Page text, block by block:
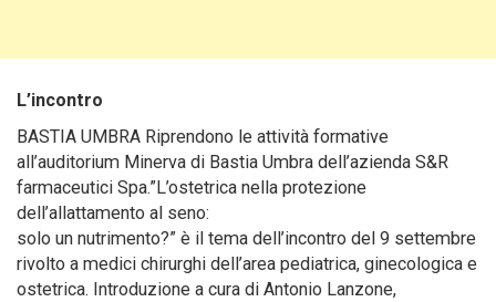
L’incontro
BASTIA UMBRA Riprendono le attività formative
all’auditorium Minerva di Bastia Umbra dell’azienda S&R
farmaceutici Spa.”L’ostetrica nella protezione
dell’allattamento al seno:
solo un nutrimento?” è il tema dell’incontro del 9 settembre
rivolto a medici chirurghi dell’area pediatrica, ginecologica e
ostetrica. Introduzione a cura di Antonio Lanzone,